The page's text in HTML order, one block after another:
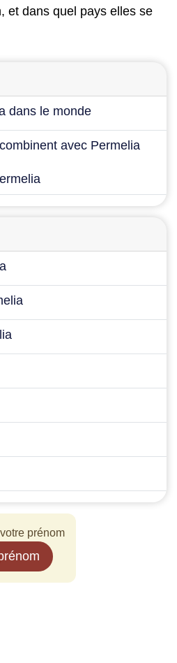
et dans quel pays elles se
dans le monde
avec Permelia
prénom